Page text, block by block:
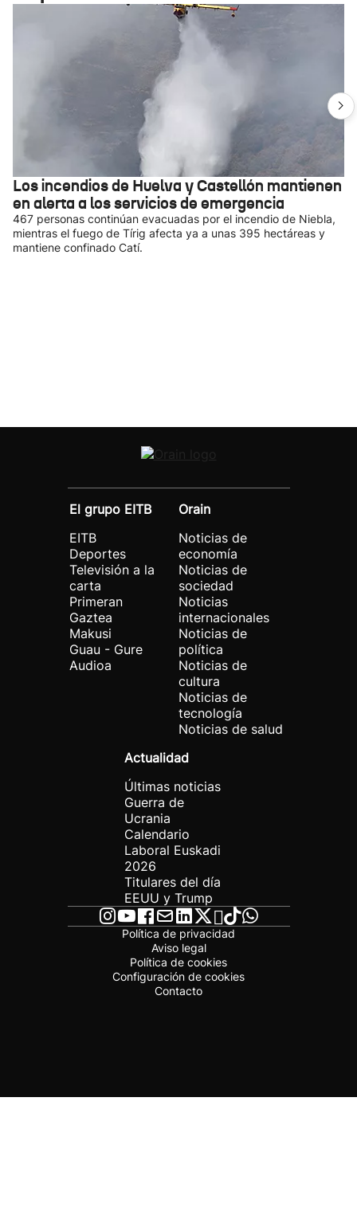
Los incendios de Huelva y Castellón mantienen
en alerta a los servicios de emergencia
467 personas continúan evacuadas por el incendio de Niebla,
mientras el fuego de Tírig afecta ya a unas 395 hectáreas y
mantiene confinado Catí.
El grupo EITB
EITB
Deportes
Televisión a la
carta
Primeran
Gaztea
Makusi
Guau - Gure
Audioa
Orain
Noticias de
economía
Noticias de
sociedad
Noticias
internacionales
Noticias de
política
Noticias de
cultura
Noticias de
tecnología
Noticias de salud
Actualidad
Últimas noticias
Guerra de
Ucrania
Calendario
Laboral Euskadi
2026
Titulares del día
EEUU y Trump
Política de privacidad
Aviso legal
Política de cookies
Configuración de cookies
Contacto